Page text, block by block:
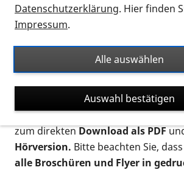
Auf dieser Seite finden Sie
Ort. Nutzen Sie den Formatfilter, um
nach Flyern und Broschüren, Audios
suchen. Die meisten Flyer und
verschiedenen Formaten angeboten:
postalischen Bestellung als
zum direktenDownload als PDF
Hörversion. Bitte beachten Sie, dass
alle Broschüren und Flyer in
Datenschutzerklärung. Hier finden
Impressum.
Alle auswählen
Auswahl bestätigen